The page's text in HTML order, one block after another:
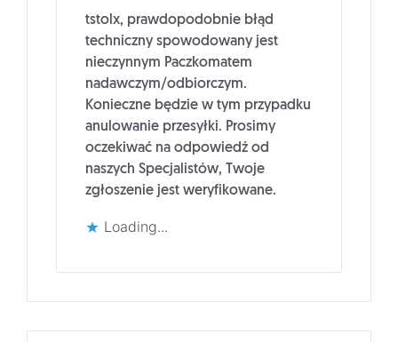
tstolx, prawdopodobnie błąd
techniczny spowodowany jest
nieczynnym Paczkomatem
nadawczym/odbiorczym.
Konieczne będzie w tym przypadku
anulowanie przesyłki. Prosimy
oczekiwać na odpowiedź od
naszych Specjalistów, Twoje
zgłoszenie jest weryfikowane.
Loading...